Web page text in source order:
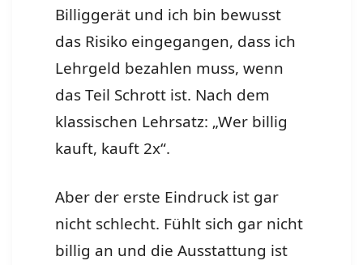
Billiggerät und ich bin bewusst
das Risiko eingegangen, dass ich
Lehrgeld bezahlen muss, wenn
das Teil Schrott ist. Nach dem
klassischen Lehrsatz: „Wer billig
kauft, kauft 2x“.
Aber der erste Eindruck ist gar
nicht schlecht. Fühlt sich gar nicht
billig an und die Ausstattung ist